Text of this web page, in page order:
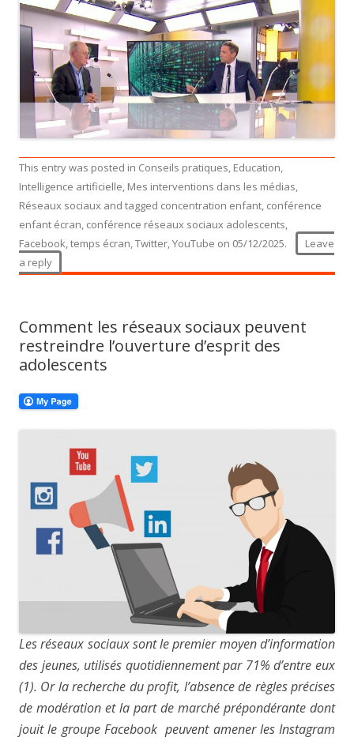
This entry was posted in Conseils pratiques, Education,
Intelligence artificielle, Mes interventions dans les médias,
Réseaux sociaux and tagged concentration enfant, conférence
enfant écran, conférence réseaux sociaux adolescents,
Facebook,temps écran,Twitter,YouTube on 05/12/2025.
Leave
a reply
Comment les réseaux sociaux peuvent
restreindre l’ouverture d’esprit des
adolescents
Les réseaux sociaux sont le premier moyen d’information
des jeunes, utilisés quotidiennement par 71% d’entre eux
(1). Or la recherche du profit, l’absence de règles précises
de modération et la part de marché prépondérante dont
jouit le groupe Facebook peuvent amener les Instagram